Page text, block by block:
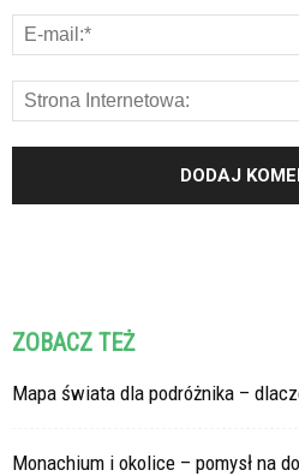
ZOBACZ TEŻ
Mapa świata dla podróżnika –
Monachium i okolice – pomysł na